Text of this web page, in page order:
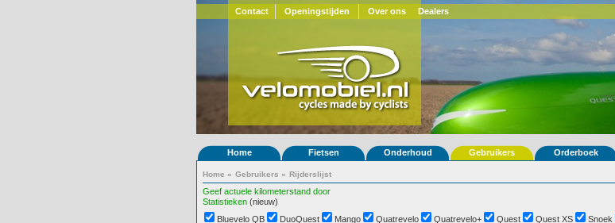
Contact Openingstijden Over ons Dealers
Home Fietsen Onderhoud Gebruikers Orderboek
Home » Gebruikers » Rijderslijst
Geef actuele kilometerstand door
Statistieken (nieuw)
Bluevelo QB DuoQuest Mango Quatrevelo Quatrevelo+ Quest Quest XS Snoek